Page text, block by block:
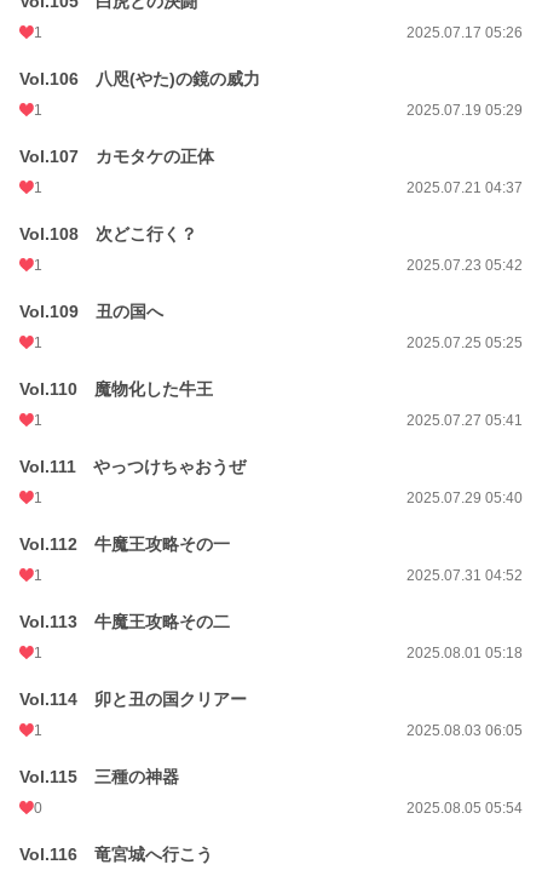
1 2025.07.17 05:26
Vol.106 八咫(やた)の鏡の威力
1 2025.07.19 05:29
Vol.107 カモタケの正体
1 2025.07.21 04:37
Vol.108 次どこ行く？
1 2025.07.23 05:42
Vol.109 丑の国へ
1 2025.07.25 05:25
Vol.110 魔物化した牛王
1 2025.07.27 05:41
Vol.111 やっつけちゃおうぜ
1 2025.07.29 05:40
Vol.112 牛魔王攻略その一
1 2025.07.31 04:52
Vol.113 牛魔王攻略その二
1 2025.08.01 05:18
Vol.114 卯と丑の国クリアー
1 2025.08.03 06:05
Vol.115 三種の神器
0 2025.08.05 05:54
Vol.116 竜宮城へ行こう